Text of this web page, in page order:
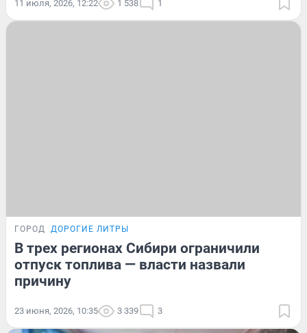
11 июля, 2026, 12:22 1 538 1
ГОРОД ДОРОГИЕ ЛИТРЫ
В трех регионах Сибири ограничили
отпуск топлива — власти назвали
причину
23 июня, 2026, 10:35 3 339 3